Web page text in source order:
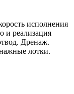
исполнения
и реализация
Дренаж.
лотки.